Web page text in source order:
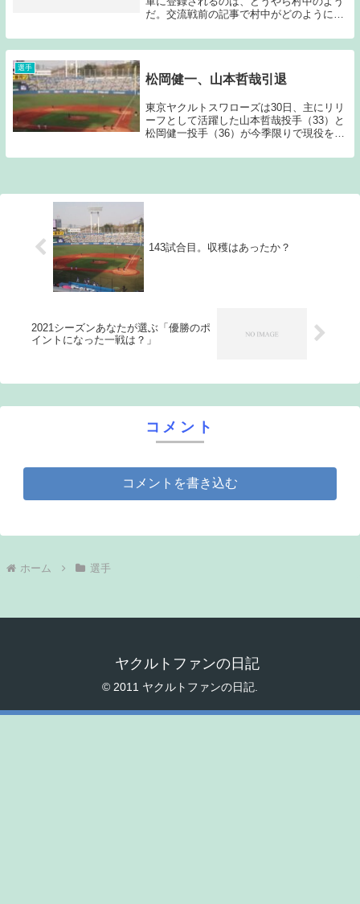
だ。交流戦前の記事で村中がどのように復
の復帰が濃厚と言うことだ。現在のヤクル
ト投手陣の中では、数少ない力で圧倒でき
選手
松岡健一、山本哲哉引退
東京ヤクルトスワローズは30日、主にリリ
ーフとして活躍した山本哲哉投手（33）と
松岡健一投手（36）が今季限りで現役を引
ネル引用）ここ数年の状態からするともし
143試合目。収穫はあったか？
2021シーズンあなたが選ぶ「優勝のポ
イントになった一戦は？」
コメント
コメントを書き込む
ホーム 選手
ヤクルトファンの日記
© 2011 ヤクルトファンの日記.